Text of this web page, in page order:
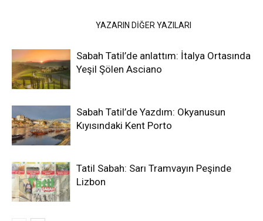
YAZARIN DİĞER YAZILARI
Sabah Tatil’de anlattım: İtalya Ortasında
Yeşil Şölen Asciano
Sabah Tatil’de Yazdım: Okyanusun
Kıyısındaki Kent Porto
Tatil Sabah: Sarı Tramvayın Peşinde
Lizbon